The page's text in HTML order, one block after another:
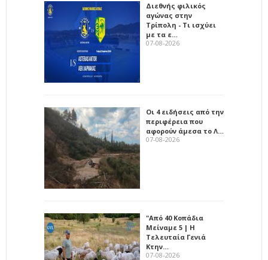
Διεθνής φιλικός
αγώνας στην
Τρίπολη - Τι ισχύει
με τα ε…
07-08-2026
Οι 4 ειδήσεις από την
περιφέρεια που
αφορούν άμεσα το Λ…
07-08-2026
"Από 40 Κοπάδια
Μείναμε 5 | Η
Τελευταία Γενιά
Κτην…
07-08-2026